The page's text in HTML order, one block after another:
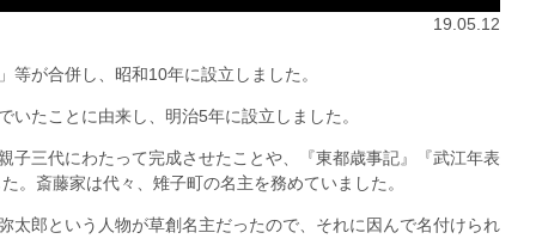
19.05.12
が合併し、昭和10年に設立しました。
たことに由来し、明治5年に設立しました。
子三代にわたって完成させたことや、『東都歳事記』『武江年表
。斎藤家は代々、雉子町の名主を務めていました。
太郎という人物が草創名主だったので、それに因んで名付けられ